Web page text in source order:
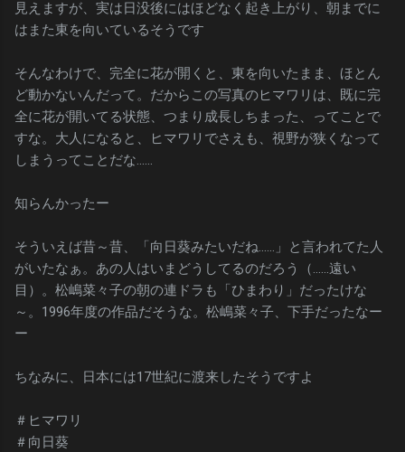
見えますが、実は日没後にはほどなく起き上がり、朝までに
はまた東を向いているそうです
そんなわけで、完全に花が開くと、東を向いたまま、ほとん
ど動かないんだって。だからこの写真のヒマワリは、既に完
全に花が開いてる状態、つまり成長しちまった、ってことで
すな。大人になると、ヒマワリでさえも、視野が狭くなって
しまうってことだな……
知らんかったー
そういえば昔～昔、「向日葵みたいだね……」と言われてた人
がいたなぁ。あの人はいまどうしてるのだろう（……遠い
目）。松嶋菜々子の朝の連ドラも「ひまわり」だったけな
～。1996年度の作品だそうな。松嶋菜々子、下手だったなー
ー
ちなみに、日本には17世紀に渡来したそうですよ
＃ヒマワリ
＃向日葵